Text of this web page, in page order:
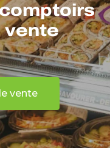
vente
vente